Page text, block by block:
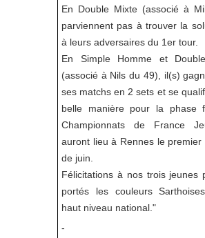
En Double Mixte (associé à
parviennent pas à trouver la
à leurs adversaires du 1er tour.
En Simple Homme et
(associé à Nils du 49), il(s)
ses matchs en 2 sets et se
belle manière pour la phase
Championnats de France
auront lieu à Rennes le premier
de juin.
Félicitations à nos trois jeunes
portés les couleurs
haut niveau national."
-